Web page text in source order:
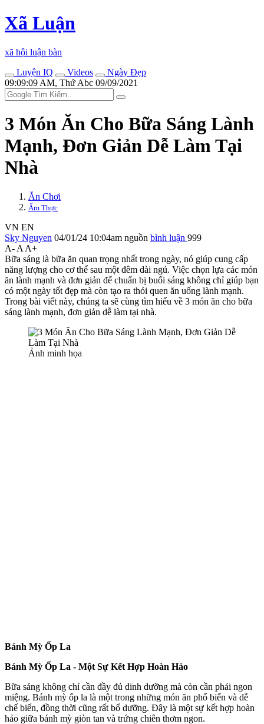
Xã Luận
xã hội luận bàn
Luyện IQ
Videos
Ngày Đẹp
09:09:09 AM, Thứ Abc 09/09/2021
3 Món Ăn Cho Bữa Sáng Lành
Mạnh, Đơn Giản Dễ Làm Tại
Nhà
Ăn Chơi
Ẩm Thực
VN EN
Sky Nguyen 04/01/24 10:04am nguồn bình luận 999
A- A A+
Bữa sáng là bữa ăn quan trọng nhất trong ngày, nó giúp cung cấp
năng lượng cho c‌ơ th‌ể sau một đêm dài ngủ. Việc chọn lựa các món
ăn lành mạnh và đơn giản để chuẩn bị buổi sáng không chỉ giúp bạn
có một ngày tốt đẹp mà còn tạo ra thói quen ăn uống lành mạnh.
Trong bài viết này, chúng ta sẽ cùng tìm hiểu về 3 món ăn cho bữa
sáng lành mạnh, đơn giản dễ làm tại nhà.
Ảnh minh họa
Bánh Mỳ Ốp La
Bánh Mỳ Ốp La - Một Sự Kết Hợp Hoàn Hảo
Bữa sáng không chỉ cần đầy đủ dinh dưỡng mà còn cần phải ngon
miệng. Bánh mỳ ốp la là một trong những món ăn phổ biến và dễ
chế biến, đồng thời cũng rất bổ dưỡng. Đây là một sự kết hợp hoàn
hảo giữa bánh mỳ giòn tan và trứng chiên thơm ngon.